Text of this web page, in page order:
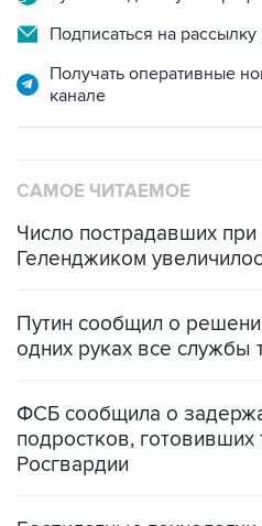
Получать оперативные
Число пострадавших при
Путин сообщил о
ФСБ сообщила о
Росгвардии
Беспилотные